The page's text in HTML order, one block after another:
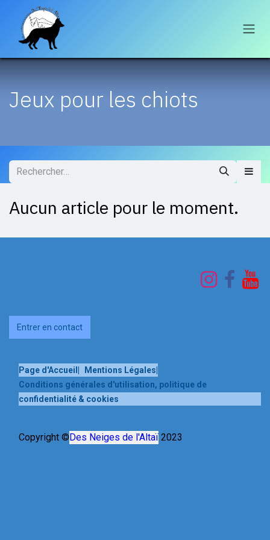
Se rendre au contenu
Jeux pour les chiots
Aucun article pour le moment.
Entrer en contact
Page d'Accueil Mentions Légales
Conditions générales d'utilisation, politique de
confidentialité & cookies
Copyright © Des Neiges de l'Altaï 2023